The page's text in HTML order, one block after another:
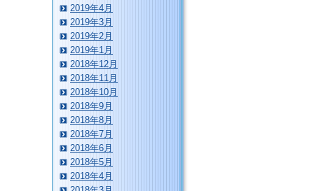
2019年4月
2019年3月
2019年2月
2019年1月
2018年12月
2018年11月
2018年10月
2018年9月
2018年8月
2018年7月
2018年6月
2018年5月
2018年4月